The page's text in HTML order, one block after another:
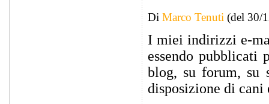
Di Marco Tenuti (del 30/
I miei indirizzi e-
essendo pubblicati
blog, su forum, su
disposizione di cani